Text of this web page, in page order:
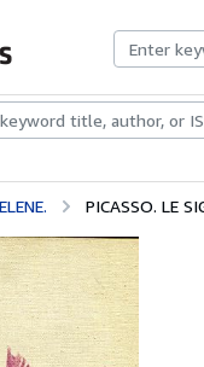
CollectionsRare Books
PICASSO. LE